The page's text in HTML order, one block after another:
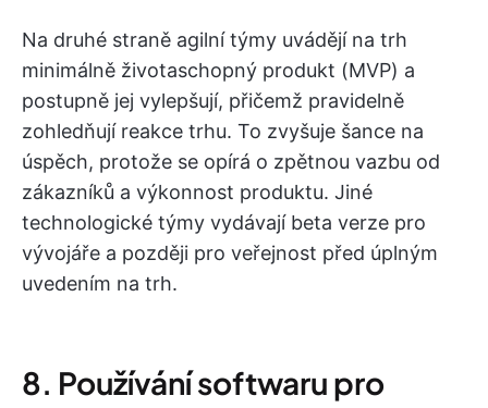
Na druhé straně agilní týmy uvádějí na trh
minimálně životaschopný produkt (MVP) a
postupně jej vylepšují, přičemž pravidelně
zohledňují reakce trhu. To zvyšuje šance na
úspěch, protože se opírá o zpětnou vazbu od
zákazníků a výkonnost produktu. Jiné
technologické týmy vydávají beta verze pro
vývojáře a později pro veřejnost před úplným
uvedením na trh.
8. Používání softwaru pro